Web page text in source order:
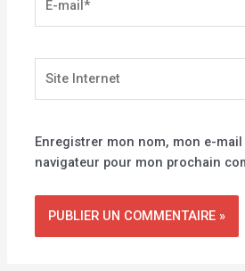
mail*
Internet
Enregistrer mon nom, mon e-
navigateur pour mon prochain